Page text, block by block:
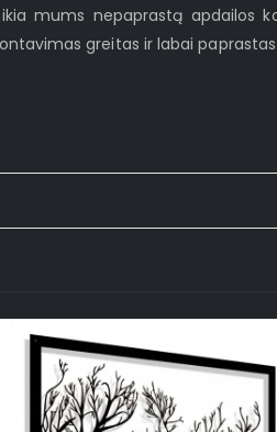
mums nepaprastą apdailos
greitas ir labai paprastas.